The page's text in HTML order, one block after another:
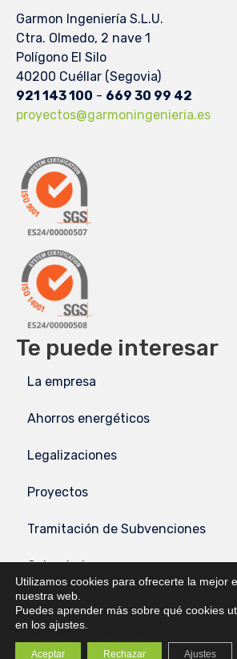
Garmon Ingeniería S.L.U.
Ctra. Olmedo, 2 nave 1
Polígono El Silo
40200 Cuéllar (Segovia)
921 143 100 - 669 30 99 42
proyectos@garmoningenieria.es
Te puede interesar
La empresa
Ahorros energéticos
Legalizaciones
Proyectos
Tramitación de Subvenciones
Calendarios
Textos Legales
Aviso Legal
Utilizamos cookies para ofrecerte la mejor
nuestra web.
Puedes aprender más sobre qué cookies
en los ajustes.
Aceptar Rechazar Ajustes